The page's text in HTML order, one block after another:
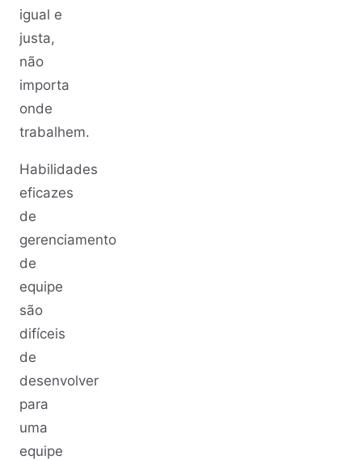
igual e
justa,
não
importa
onde
trabalhem.
Habilidades
eficazes
de
gerenciamento
de
equipe
são
difíceis
de
desenvolver
para
uma
equipe